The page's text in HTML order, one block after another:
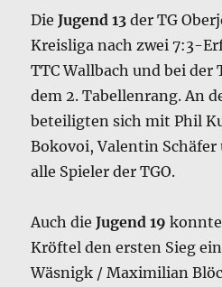
DieJugend 13 der TG
Kreisliga nach zwei 7:3-
TTC Wallbach und bei der
dem 2. Tabellenrang. An
beteiligten sich mit Phil
Bokovoi, Valentin Schäfer
alle Spieler der TGO.
Auch dieJugend 19
Kröftel den ersten Sieg
Wäsnigk / Maximilian